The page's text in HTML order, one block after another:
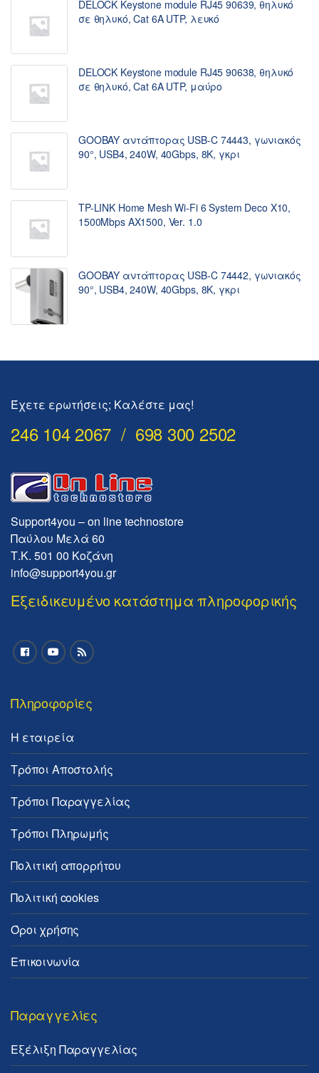
DELOCK Keystone module RJ45 90639, θηλυκό
σε θηλυκό, Cat 6A UTP, λευκό
DELOCK Keystone module RJ45 90638, θηλυκό
σε θηλυκό, Cat 6A UTP, μαύρο
GOOBAY αντάπτορας USB-C 74443, γωνιακός
90°, USB4, 240W, 40Gbps, 8K, γκρι
TP-LINK Home Mesh Wi-Fi 6 System Deco X10,
1500Mbps AX1500, Ver. 1.0
GOOBAY αντάπτορας USB-C 74442, γωνιακός
90°, USB4, 240W, 40Gbps, 8K, γκρι
Έχετε ερωτήσεις; Καλέστε μας!
246 104 2067 / 698 300 2502
Support4you – on line technostore
Παύλου Μελά 60
Τ.Κ. 501 00 Κοζάνη
info@support4you.gr
Εξειδικευμένο κατάστημα πληροφορικής
Πληροφορίες
Η εταιρεία
Τρόποι Αποστολής
Τρόποι Παραγγελίας
Τρόποι Πληρωμής
Πολιτική απορρήτου
Πολιτική cookies
Όροι χρήσης
Επικοινωνία
Παραγγελίες
Εξέλιξη Παραγγελίας